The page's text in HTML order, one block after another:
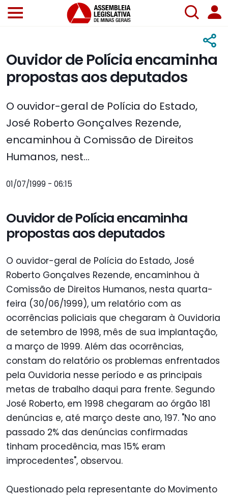
Ouvidor de Polícia encaminha
propostas aos deputados
O ouvidor-geral de Polícia do Estado,
José Roberto Gonçalves Rezende,
encaminhou à Comissão de Direitos
Humanos, nest...
01/07/1999 - 06:15
Ouvidor de Polícia encaminha
propostas aos deputados
O ouvidor-geral de Polícia do Estado, José
Roberto Gonçalves Rezende, encaminhou à
Comissão de Direitos Humanos, nesta quarta-
feira (30/06/1999), um relatório com as
ocorrências policiais que chegaram à Ouvidoria
de setembro de 1998, mês de sua implantação,
a março de 1999. Além das ocorrências,
constam do relatório os problemas enfrentados
pela Ouvidoria nesse período e as principais
metas de trabalho daqui para frente. Segundo
José Roberto, em 1998 chegaram ao órgão 181
denúncias e, até março deste ano, 197. "No ano
passado 2% das denúncias confirmadas
tinham procedência, mas 15% eram
improcedentes", observou.
Questionado pela representante do Movimento